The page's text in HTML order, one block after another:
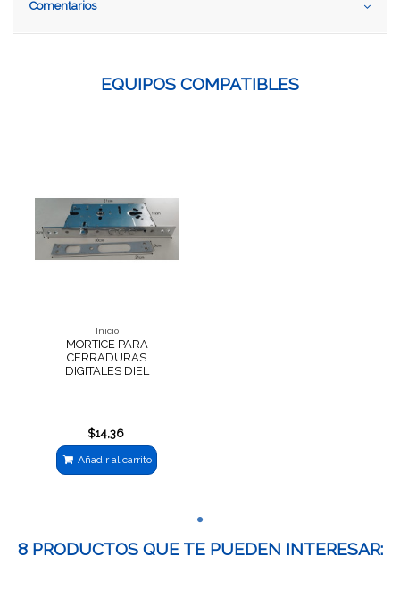
Comentarios
EQUIPOS COMPATIBLES
Inicio
MORTICE PARA
CERRADURAS
DIGITALES DIEL
$14,36
Añadir al carrito
8 PRODUCTOS QUE TE PUEDEN INTERESAR: